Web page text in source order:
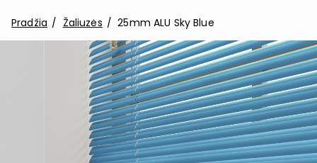
Pradžia Žaliuzės 25mm ALU Sky Blue